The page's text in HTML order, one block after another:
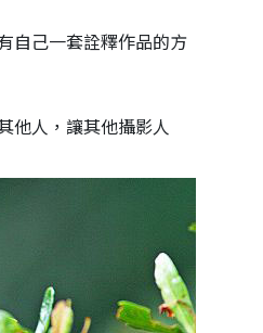
自己一套詮釋作品的方
他人，讓其他攝影人